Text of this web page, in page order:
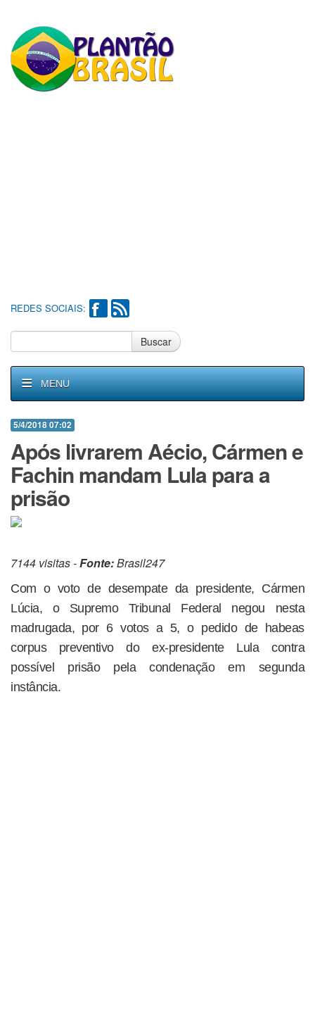
REDES SOCIAIS:
Buscar
MENU
5/4/2018 07:02
Após livrarem Aécio, Cármen e
Fachin mandam Lula para a
prisão
7144 visitas -Fonte:Brasil247
Com o voto de desempate da presidente, Cármen
Lúcia, o Supremo Tribunal Federal negou nesta
madrugada, por 6 votos a 5, o pedido de habeas
corpus preventivo do ex-presidente Lula contra
possível prisão pela condenação em segunda
instância.